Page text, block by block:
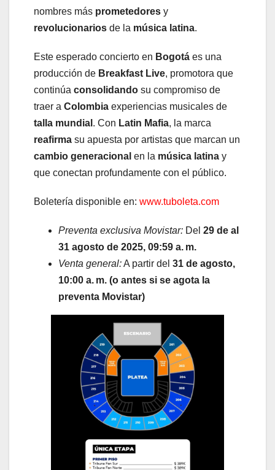
nombres más prometedores y
revolucionarios de la música latina.
Este esperado concierto en Bogotá es una
producción de Breakfast Live, promotora que
continúa consolidando su compromiso de
traer a Colombia experiencias musicales de
talla mundial . Con Latin Mafia, la marca
reafirma su apuesta por artistas que marcan un
cambio generacional en la música latina y
que conectan profundamente con el público.
Boletería disponible en: www.tuboleta.com
Preventa exclusiva Movistar: Del 29 de al
31 agosto de 2025, 09:59 a. m.
Venta general:A partir del 31 de agosto,
10:00 a. m. (o antes si se agota la
preventa Movistar)